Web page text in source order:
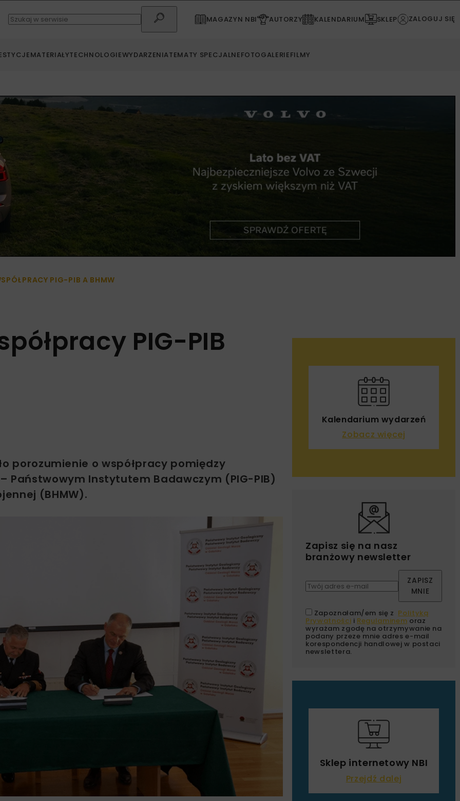
MAGAZYN NBI AUTORZY KALENDARIUM SKLEP ZALOGUJ SIĘ
MATERIAŁYTECHNOLOGIEWYDARZENIATEMATY SPECJALNEFOTOGALERIEFILMY
PIG-PIB A BHMW
PIG-PIB
porozumienie o współpracy pomiędzy
Państwowym Instytutem Badawczym (PIG-PIB)
(BHMW).
Kalendarium wydarzeń
Zobacz więcej
Zapisz się na nasz
branżowy newsletter
ZAPISZ
MNIE
Zapoznałam/em się z Polityką
Prywatności i Regulaminem oraz
wyrażam zgodę na otrzymywanie na
podany przeze mnie adres e-mail
korespondencji handlowej w postaci
newslettera.
Sklep internetowy NBI
Przejdź dalej